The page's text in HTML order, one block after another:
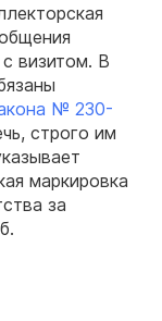
с визитом. В
№ 230-
строго им
маркировка
за